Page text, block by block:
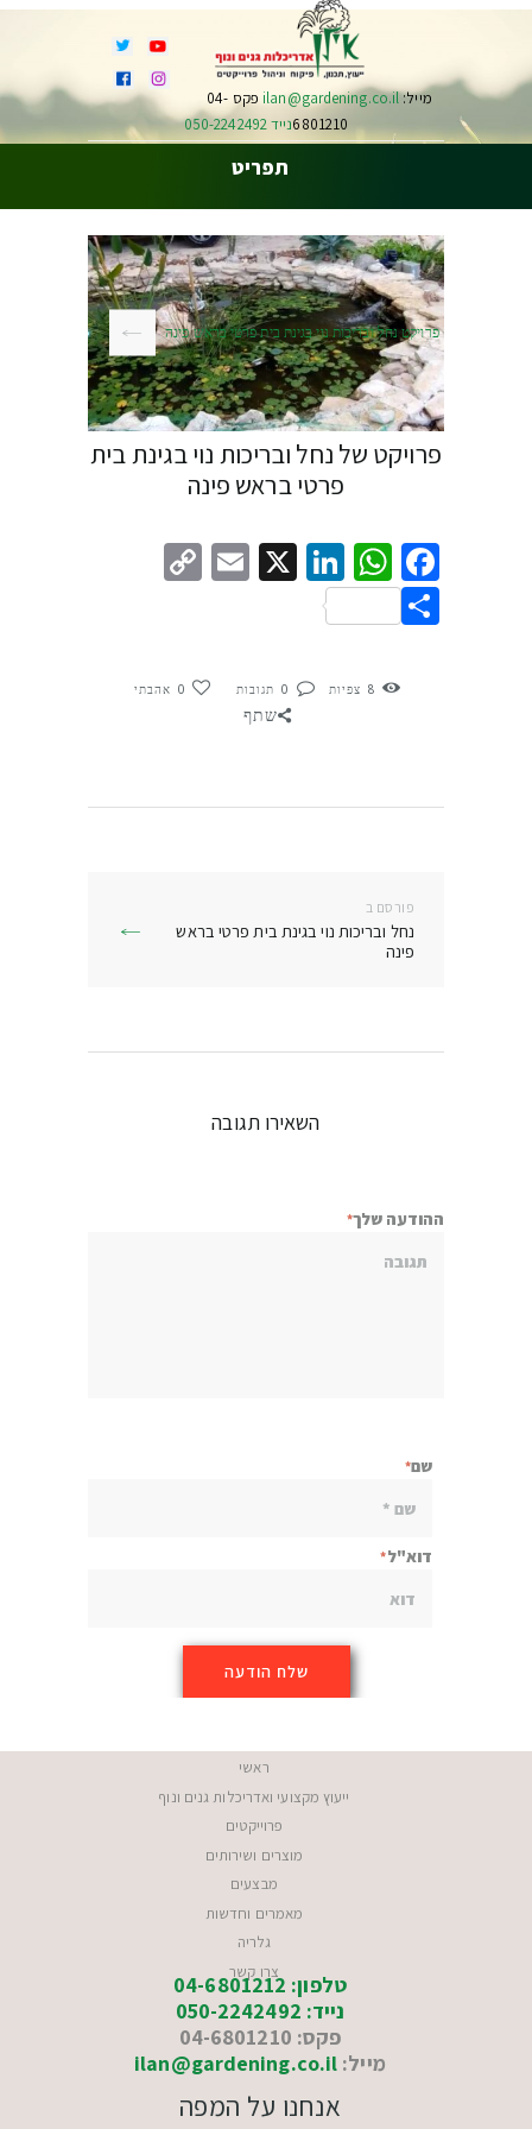
מייל:ilan@gardening.co.il
פקס 04-
6801210נייד 050-2242492
תפריט
פרויקט נחל ובריכות נוי בגינת בית פרטי בראש פינה
פרויקט של נחל ובריכות נוי בגינת בית
פרטי בראש פינה
Facebook
WhatsApp
LinkedIn
X
Email
Share
8 צפיות 0 תגובות 0 אהבתי
שתף
פורסם ב
בפוסט:
נחל ובריכות נוי בגינת בית פרטי בראש
פינה
השאירו תגובה
ההודעה שלך
שם
דוא"ל
ראשי
ייעוץ מקצועי ואדריכלות גנים ונוף
פרוייקטים
מוצרים ושירותים
מבצעים
מאמרים וחדשות
גלריה
צרו קשר
טלפון: 04-6801212
נייד: 050-2242492
פקס: 04-6801210
מייל: ilan@gardening.co.il
אנחנו על המפה